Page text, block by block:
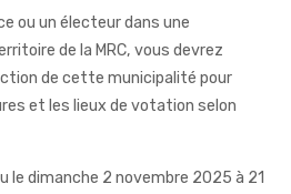
ou un électeur dans une
de la MRC, vous devrez
de cette municipalité pour
et les lieux de votation selon
le dimanche 2 novembre 2025 à 21